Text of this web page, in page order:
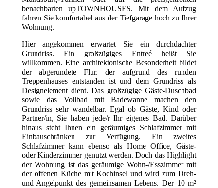
benachbarten upTOWNHOUSES. Mit dem Aufzug
fahren Sie komfortabel aus der Tiefgarage hoch zu Ihrer
Wohnung.
Hier angekommen erwartet Sie ein durchdachter
Grundriss. Ein großzügiges Entreé heißt Sie
willkommen. Eine architektonische Besonderheit bildet
der abgerundete Flur, der aufgrund des runden
Treppenhauses entstanden ist und dem Grundriss als
Designelement dient. Das großzügige Gäste-Duschbad
sowie das Vollbad mit Badewanne machen den
Grundriss sehr wandelbar. Egal ob Gäste, Kind oder
Partner/in, Sie haben jede/r Ihr eigenes Bad. Darüber
hinaus steht Ihnen ein geräumiges Schlafzimmer mit
Einbauschränken zur Verfügung. Ein zweites
Schlafzimmer kann ebenso als Home Office, Gäste-
oder Kinderzimmer genutzt werden. Doch das Highlight
der Wohnung ist das geräumige Wohn-/Esszimmer mit
der offenen Küche mit Kochinsel und wird zum Dreh-
und Angelpunkt des gemeinsamen Lebens. Der 10 m²